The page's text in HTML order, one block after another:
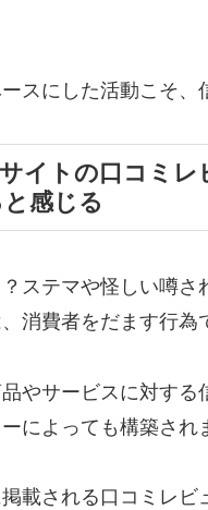
スにした活動こそ、
イトの口コミ
感じる
ステマや怪しい噂
消費者をだます行為
やサービスに対す
によっても構築され
載される口コミレ